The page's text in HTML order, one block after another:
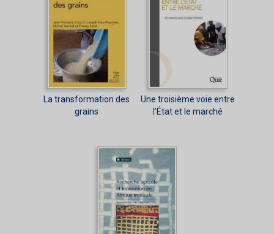
La transformation des
grains
Une troisième voie entre
l’État et le marché